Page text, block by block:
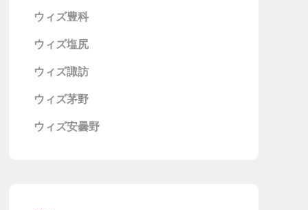
ウィズ豊科
ウィズ塩尻
ウィズ諏訪
ウィズ茅野
ウィズ安曇野